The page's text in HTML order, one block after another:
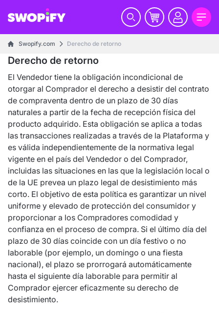
Swopify.com Derecho de retorno
Derecho de retorno
El Vendedor tiene la obligación incondicional de
otorgar al Comprador el derecho a desistir del contrato
de compraventa dentro de un plazo de 30 días
naturales a partir de la fecha de recepción física del
producto adquirido. Esta obligación se aplica a todas
las transacciones realizadas a través de la Plataforma y
es válida independientemente de la normativa legal
vigente en el país del Vendedor o del Comprador,
incluidas las situaciones en las que la legislación local o
de la UE prevea un plazo legal de desistimiento más
corto. El objetivo de esta política es garantizar un nivel
uniforme y elevado de protección del consumidor y
proporcionar a los Compradores comodidad y
confianza en el proceso de compra. Si el último día del
plazo de 30 días coincide con un día festivo o no
laborable (por ejemplo, un domingo o una fiesta
nacional), el plazo se prorrogará automáticamente
hasta el siguiente día laborable para permitir al
Comprador ejercer eficazmente su derecho de
desistimiento.